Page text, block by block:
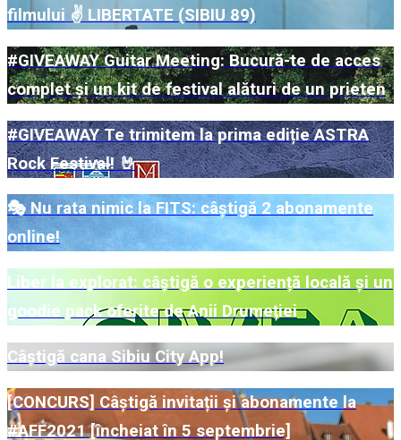
filmului ✌️ LIBERTATE (SIBIU 89)
#GIVEAWAY Guitar Meeting: Bucură-te de acces
complet și un kit de festival alături de un prieten
#GIVEAWAY Te trimitem la prima ediție ASTRA
Rock Festival! 🤘
🎭 Nu rata nimic la FITS: câștigă 2 abonamente
online!
Liber la explorat: câștigă o experiență locală și un
goodie pack oferite de Anii Drumeției
Câștigă cana Sibiu City App!
[CONCURS] Câștigă invitații și abonamente la
#AFF2021 [încheiat în 5 septembrie]